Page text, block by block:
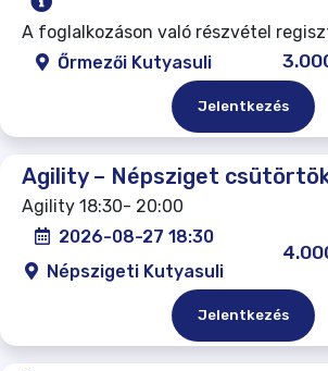
A foglalkozáson való részvétel
Őrmezői Kutyasuli
Jelentkezés
Agility – Népsziget
Agility 18:30- 20:00
2026-08-27 18:30
Népszigeti Kutyasuli
Jelentkezés